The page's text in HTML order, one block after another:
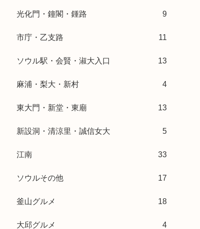
光化門・鐘閣・鍾路 9
市庁・乙支路 11
ソウル駅・会賢・淑大入口 13
麻浦・梨大・新村 4
東大門・新堂・東廟 13
新設洞・清涼里・誠信女大 5
江南 33
ソウルその他 17
釜山グルメ 18
大邱グルメ 4